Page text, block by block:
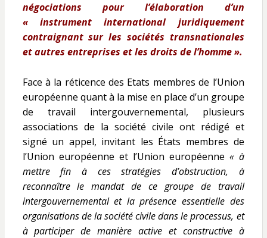
négociations pour l’élaboration d’un
« instrument international juridiquement
contraignant sur les sociétés transnationales
et autres entreprises et les droits de l’homme ».
Face à la réticence des Etats membres de l’Union
européenne quant à la mise en place d’un groupe
de travail intergouvernemental, plusieurs
associations de la société civile ont rédigé et
signé un appel, invitant les États membres de
l’Union européenne et l’Union européenne « à
mettre fin à ces stratégies d’obstruction, à
reconnaître le mandat de ce groupe de travail
intergouvernemental et la présence essentielle des
organisations de la société civile dans le processus, et
à participer de manière active et constructive à